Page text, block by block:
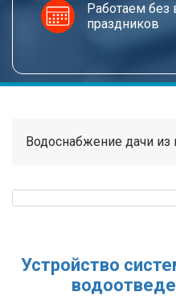
Работаем
праздников
Водоснабжение дачи из
Устройство